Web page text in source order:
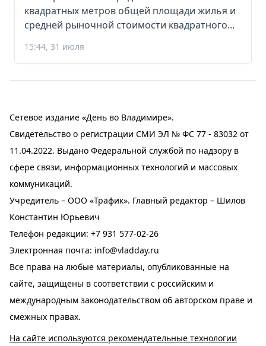
квадратных метров общей площади жилья и
средней рыночной стоимости квадратного...
15:44, 31 июля
Сетевое издание «День во Владимире».
Свидетельство о регистрации СМИ ЭЛ № ФС 77 - 83032 от
11.04.2022. Выдано Федеральной службой по надзору в
сфере связи, информационных технологий и массовых
коммуникаций.
Учредитель – ООО «Трафик». Главный редактор – Шилов
Константин Юрьевич
Телефон редакции: +7 931 577-02-26
Электронная почта: info@vladday.ru
Все права на любые материалы, опубликованные на
сайте, защищены в соответствии с российским и
международным законодательством об авторском праве и
смежных правах.
На сайте используются рекомендательные технологии